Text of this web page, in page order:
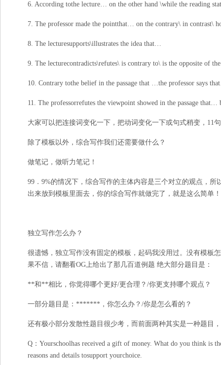
6. According tothe lecture… on the other hand \while the reading
7. The professor made the pointthat… on the contrary\ in contrast\
8. The lecturesupports\illustrates the idea that…
9. The lecturecontradicts\refutes\ is contrary to\ is the opposite of
10. Contrary tothe belief in the passage that …the professor says
11. The professorrefutes the viewpoint showed in the passage
大家可以把连接词变化一下，把动词变化一下或句式稍变，11
除了模板以外，综合写作我们还需要做什么？
做笔记，做听力笔记！
99．9%的情况下，综合写作的主体内容是三个对立的观点，
出来放到模板里面去，你的综合写作就做完了，就是这么简单！
独立写作怎么办？
很遗憾，独立写作没有固定的模板，起码我没用过。没有模板
果不信，请翻看OG上给出了那几百道例题 绝大部分题目是：
**和**相比，你觉得哪个更好/更合理？/你更支持哪个观点？
一部分题目是：*******，你怎么办？/你是怎么看的？
还有极小部分发散性题目很少考，而前面两种其实是一种题目
Q：Yourschoolhas received a gift of money. What do you think is
reasons and details tosupport yourchoice.